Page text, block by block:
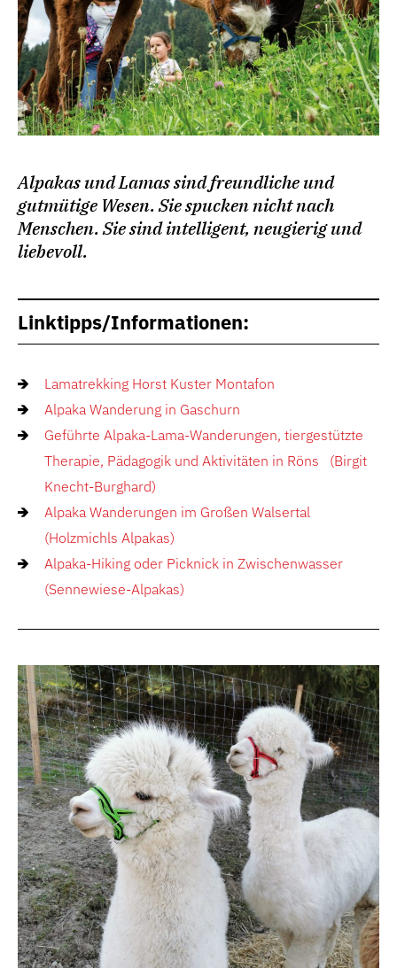
Alpakas und Lamas sind freundliche und
gutmütige Wesen. Sie spucken nicht nach
Menschen. Sie sind intelligent, neugierig und
liebevoll.
Linktipps/Informationen:
Lamatrekking Horst Kuster Montafon
Alpaka Wanderung in Gaschurn
Geführte Alpaka-Lama-Wanderungen, tiergestützte
Therapie, Pädagogik und Aktivitäten in Röns (Birgit
Knecht-Burghard)
Alpaka Wanderungen im Großen Walsertal
(Holzmichls Alpakas)
Alpaka-Hiking oder Picknick in Zwischenwasser
(Sennewiese-Alpakas)